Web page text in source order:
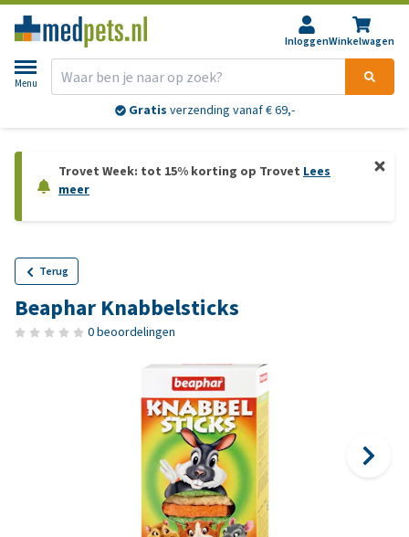
InloggenWinkelwagen
Menu
Gratis verzending vanaf € 69,-
Trovet Week: tot 15% korting op Trovet Lees
meer
Terug
Beaphar Knabbelsticks
0 beoordelingen